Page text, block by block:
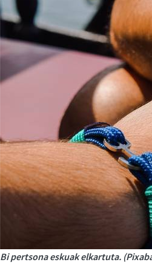
Bi pertsona eskuak elkartuta.